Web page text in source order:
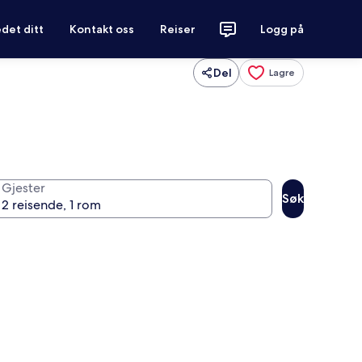
ditt Kontakt oss Reiser Logg på
Del Lagre
Gjester
Søk